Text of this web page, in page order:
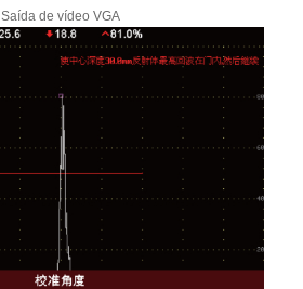
Saída de vídeo VGA